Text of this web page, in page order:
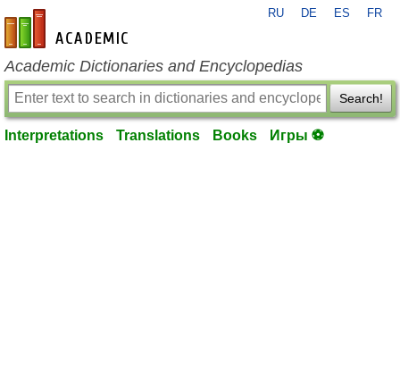
en-academic.com
RU DE ES FR
Academic Dictionaries and Encyclopedias
Search!
Interpretations Translations Books Игры ⚽